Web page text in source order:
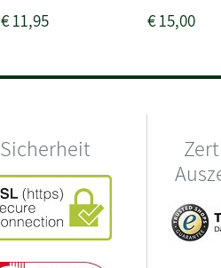
€11,95 €15,00
Sicherheit